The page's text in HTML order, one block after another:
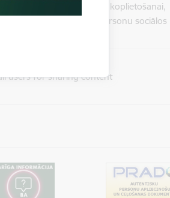
tādu vietņu un satura koplietošanai,
vietnē, izmantojot trešo personu sociālos
users for sharing content